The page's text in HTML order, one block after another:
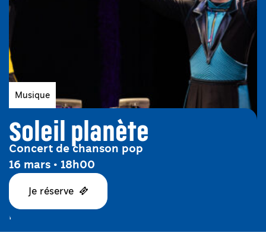
Mosai et Vincent Soleil planète création 2024
Musique
Soleil planète
Concert de chanson pop
16 mars • 18h00
Je réserve